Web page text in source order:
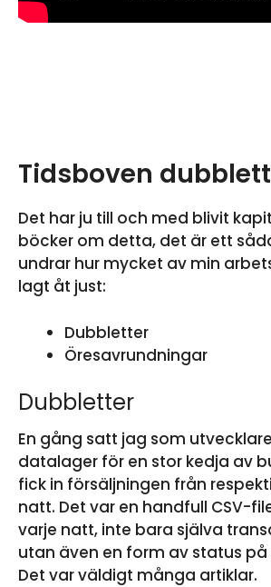
Tidsboven
Det har ju till och med blivit
böcker om detta, det är ett
undrar hur mycket av min
lagt åt just:
Dubbletter
Öresavrundningar
Dubbletter
En gång satt jag som
datalager för en stor kedja av
fick in försäljningen från
natt. Det var en handfull CSV-
varje natt, inte bara själva
utan även en form av status på
Det var väldigt många artiklar.